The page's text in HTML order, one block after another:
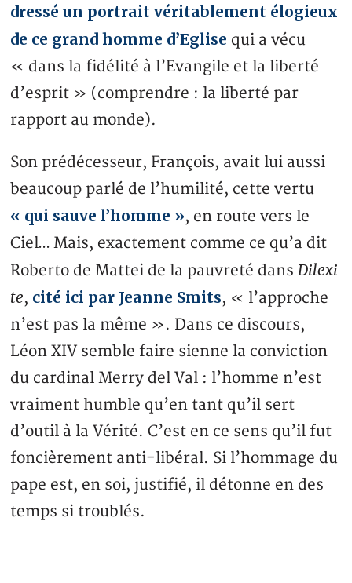
dressé un portrait véritablement élogieux
de ce grand homme d’Eglise qui a vécu
« dans la fidélité à l’Evangile et la liberté
d’esprit » (comprendre : la liberté par
rapport au monde).
Son prédécesseur, François, avait lui aussi
beaucoup parlé de l’humilité, cette vertu
« qui sauve l’homme », en route vers le
Ciel… Mais, exactement comme ce qu’a dit
Roberto de Mattei de la pauvreté dansDilexi
te, cité ici par Jeanne Smits, « l’approche
n’est pas la même ». Dans ce discours,
Léon XIV semble faire sienne la conviction
du cardinal Merry del Val : l’homme n’est
vraiment humble qu’en tant qu’il sert
d’outil à la Vérité. C’est en ce sens qu’il fut
foncièrement anti-libéral. Si l’hommage du
pape est, en soi, justifié, il détonne en des
temps si troublés.